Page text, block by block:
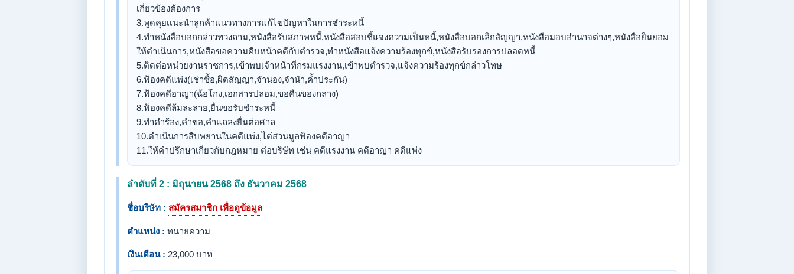
เกี่ยวข้องต้องการ
3.พูดคุยเเนะนำลูกค้าแนวทางการแก้ไขปัญหาในการชำระหนี้
4.ทำหนังสือบอกกล่าวทวงถาม,หนังสือรับสภาพหนี้,หนังสือสอบชี้แจงความเป็นหนี้,หนังสือบอกเลิกสัญญา,หนังสือมอบอำนาจต่างๆ,หนังสือยินยอม
ให้ดำเนินการ,หนังสือขอความคืบหน้าคดีกับตำรวจ,ทำหนังสือแจ้งความร้องทุกข์,หนังสือรับรองการปลอดหนี้
5.ติดต่อหน่วยงานราชการ,เข้าพบเจ้าหน้าที่กรมแรงงาน,เข้าพบตำรวจ,แจ้งความร้องทุกข์กล่าวโทษ
6.ฟ้องคดีแพ่ง(เช่าซื้อ,ผิดสัญญา,จำนอง,จำนำ,ค้ำประกัน)
7.ฟ้องคดีอาญา(ฉ้อโกง,เอกสารปลอม,ขอคืนของกลาง)
8.ฟ้องคดีล้มละลาย,ยื่นขอรับชำระหนี้
9.ทำคำร้อง,คำขอ,คำแถลงยื่นต่อศาล
10.ดำเนินการสืบพยานในคดีแพ่ง,ไต่สวนมูลฟ้องคดีอาญา
11.ให้คำปรึกษาเกี่ยวกับกฎหมาย ต่อบริษัท เช่น คดีแรงงาน คดีอาญา คดีแพ่ง
ลำดับที่ 2 : มิถุนายน 2568 ถึง ธันวาคม 2568
ชื่อบริษัท : สมัครสมาชิก เพื่อดูข้อมูล
ตำแหน่ง : ทนายความ
เงินเดือน : 23,000 บาท